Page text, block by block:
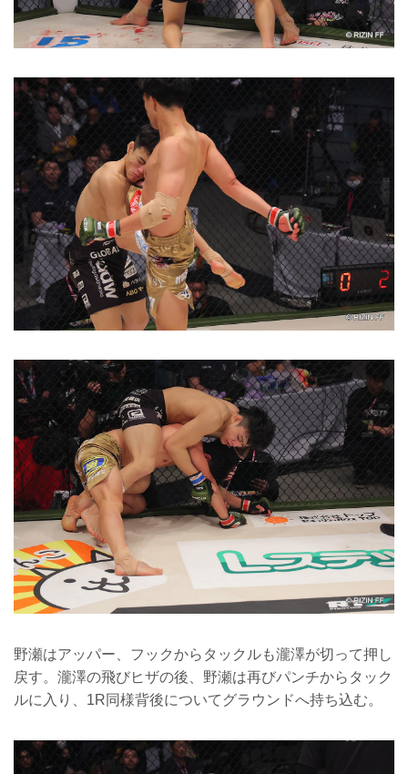
野瀬はアッパー、フックからタックルも瀧澤が切って押し
戻す。瀧澤の飛びヒザの後、野瀬は再びパンチからタック
ルに入り、1R同様背後についてグラウンドへ持ち込む。